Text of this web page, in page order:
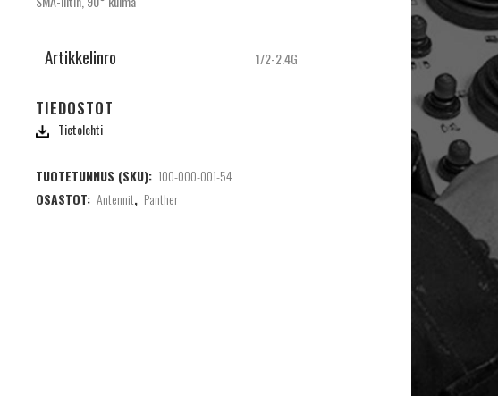
Artikkelinro 1/2-2.4G
TIEDOSTOT
Tietolehti
TUOTETUNNUS (SKU): 100-000-001-54
OSASTOT: Antennit, Panther